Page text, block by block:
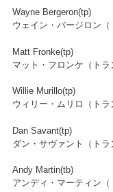
Wayne Bergeron(tp)
ウェイン・バージロン（
Matt Fronke(tp)
マット・フロンケ（トラ
Willie Murillo(tp)
ウィリー・ムリロ（トラ
Dan Savant(tp)
ダン・サヴァント（トラ
Andy Martin(tb)
アンディ・マーティン（